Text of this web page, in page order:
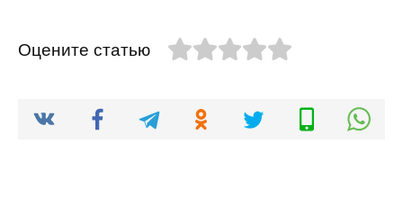
Оцените статью